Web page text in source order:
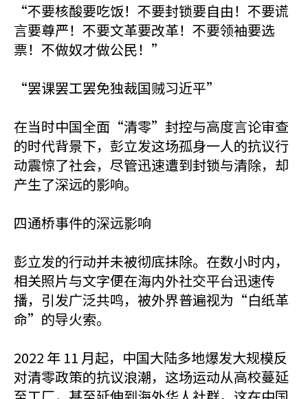
“不要核酸要吃饭！不要封锁要自由！不要谎
言要尊严！不要文革要改革！不要领袖要选
票！不做奴才做公民！”
“罢课罢工罢免独裁国贼习近平”
在当时中国全面“清零”封控与高度言论审查
的时代背景下，彭立发这场孤身一人的抗议行
动震惊了社会，尽管迅速遭到封锁与清除，却
产生了深远的影响。
四通桥事件的深远影响
彭立发的行动并未被彻底抹除。在数小时内，
相关照片与文字便在海内外社交平台迅速传
播，引发广泛共鸣，被外界普遍视为“白纸革
命”的导火索。
2022 年 11 月起，中国大陆多地爆发大规模反
对清零政策的抗议浪潮，这场运动从高校蔓延